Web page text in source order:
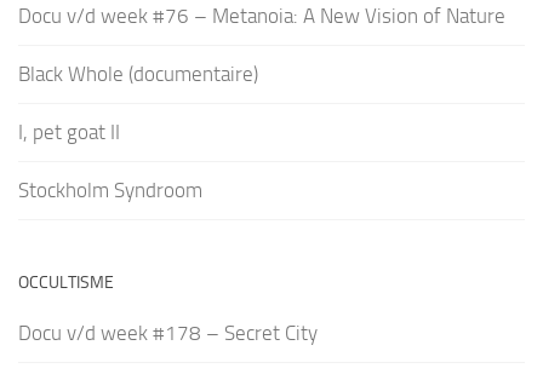
Docu v/d week #76 – Metanoia: A New Vision of Nature
Black Whole (documentaire)
I, pet goat II
Stockholm Syndroom
OCCULTISME
Docu v/d week #178 – Secret City